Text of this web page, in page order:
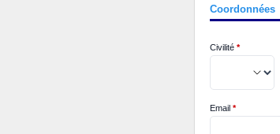
Coordonnées
Civilité*
Email*